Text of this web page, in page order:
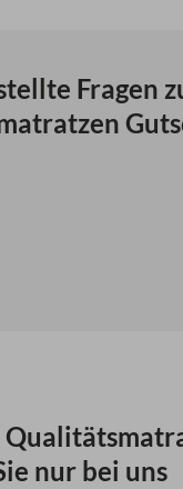
Fragen
nur bei uns